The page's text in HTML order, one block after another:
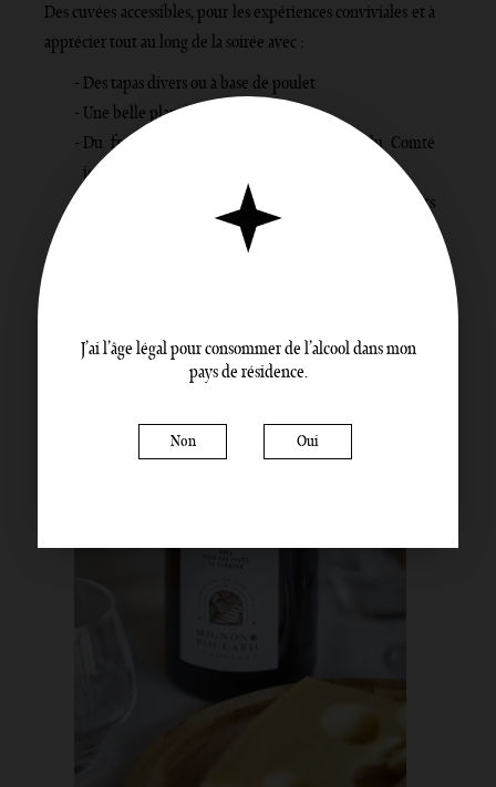
Des cuvées accessibles, pour les expériences conviviales et à
apprécier tout au long de la soirée avec :
Des tapas divers ou à base de poulet
Une belle planche de charcuterie
Du fromage comme du chèvre frais ou du Comté
jeune
Un burger artisanal et des légumes croquants
J’ai l’âge légal pour consommer de l’alcool dans mon
pays de résidence.
Non Oui